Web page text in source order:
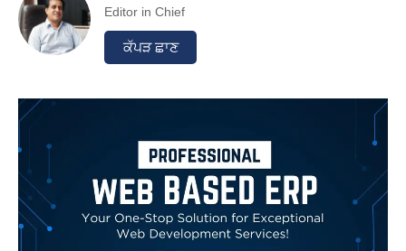
Editor in Chief
ਕੱਪੜ ਛਾਣ